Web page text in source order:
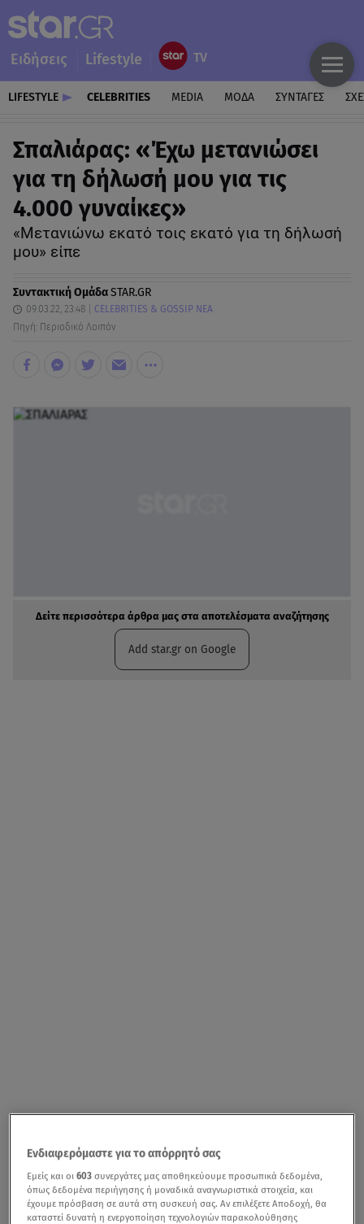
Ειδήσεις Lifestyle
LIFESTYLE CELEBRITIES MEDIA ΜΟΔΑ ΣΥΝΤΑΓΕΣ
Σπαλιάρας: «Έχω μετανιώσει
για τη δήλωσή μου για τις
4.000 γυναίκες»
«Μετανιώνω εκατό τοις εκατό για τη δήλωσή
μου» είπε
Συντακτική ΟμάδαSTAR.GR
09.03.22, 23:48
CELEBRITIES & GOSSIP ΝΕΑ
Πηγή: Περιοδικό Λοιπόν
Δείτε περισσότερα άρθρα μας στα αποτελέσματα αναζήτησης
Add star.gr on Google
Ενδιαφερόμαστε για το απόρρητό σας
Εμείς και οι603 συνεργάτες μας αποθηκεύουμε προσωπικά δεδομένα,
όπως δεδομένα περιήγησης ή μοναδικά αναγνωριστικά στοιχεία, και
έχουμε πρόσβαση σε αυτά στη συσκευή σας. Αν επιλέξετε Αποδοχή, θα
καταστεί δυνατή η ενεργοποίηση τεχνολογιών παρακολούθησης